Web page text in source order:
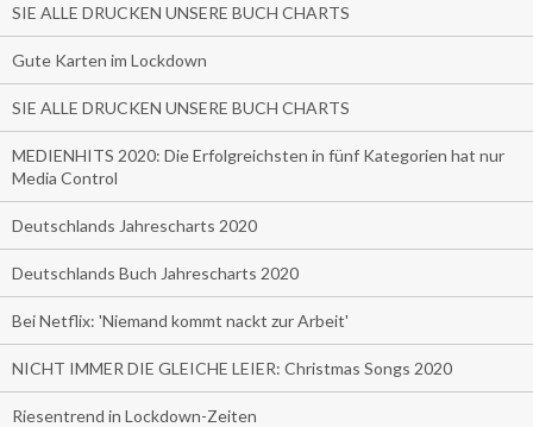
SIE ALLE DRUCKEN UNSERE BUCH CHARTS
Gute Karten im Lockdown
SIE ALLE DRUCKEN UNSERE BUCH CHARTS
MEDIENHITS 2020: Die Erfolgreichsten in fünf Kategorien hat nur
Media Control
Deutschlands Jahrescharts 2020
Deutschlands Buch Jahrescharts 2020
Bei Netflix: 'Niemand kommt nackt zur Arbeit'
NICHT IMMER DIE GLEICHE LEIER: Christmas Songs 2020
Riesentrend in Lockdown-Zeiten